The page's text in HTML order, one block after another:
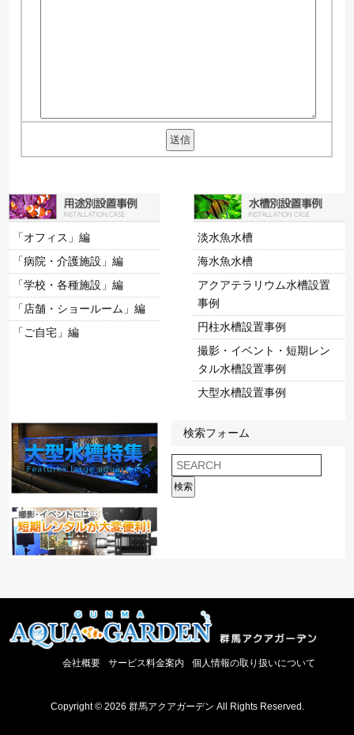
「オフィス」編
「病院・介護施設」編
「学校・各種施設」編
「店舗・ショールーム」編
「ご自宅」編
淡水魚水槽
海水魚水槽
アクアテラリウム水槽設置
事例
円柱水槽設置事例
撮影・イベント・短期レン
タル水槽設置事例
大型水槽設置事例
検索フォーム
検索
会社概要 サービス料金案内 個人情報の取り扱いについて
Copyright © 2026 群馬アクアガーデン All Rights Reserved.